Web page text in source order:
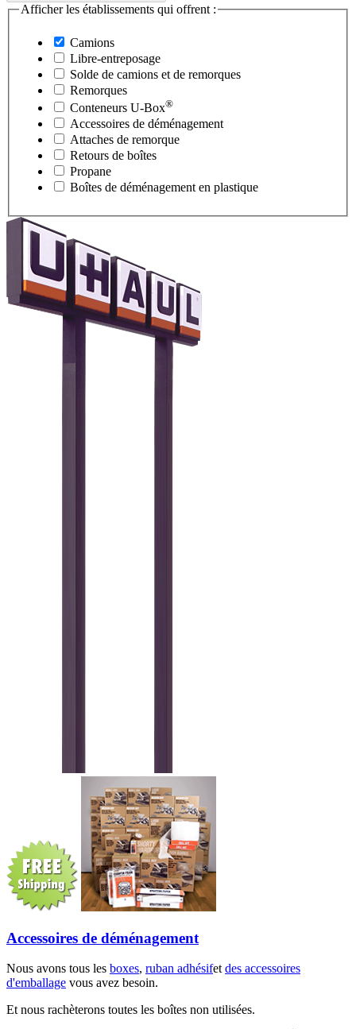
Afficher les établissements qui offrent :
Camions
Libre-entreposage
Solde de camions et de remorques
Remorques
Conteneurs U-Box®
Accessoires de déménagement
Attaches de remorque
Retours de boîtes
Propane
Boîtes de déménagement en plastique
Accessoires de déménagement
Nous avons tous les boxes, ruban adhésifetdes accessoires
d'emballage vous avez besoin.
Et nous rachèterons toutes les boîtes non utilisées.